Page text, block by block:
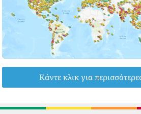
Κάντε κλικ για